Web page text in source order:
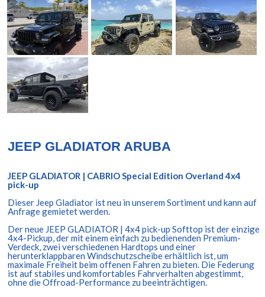
JEEP GLADIATOR ARUBA
JEEP GLADIATOR | CABRIO Special Edition Overland 4x4
pick-up
Dieser Jeep Gladiator ist neu in unserem Sortiment und kann auf
Anfrage gemietet werden.
Der neue JEEP GLADIATOR | 4x4 pick-up Softtop ist der einzige
4x4-Pickup, der mit einem einfach zu bedienenden Premium-
Verdeck, zwei verschiedenen Hardtops und einer
herunterklappbaren Windschutzscheibe erhältlich ist, um
maximale Freiheit beim offenen Fahren zu bieten. Die Federung
ist auf stabiles und komfortables Fahrverhalten abgestimmt,
ohne die Offroad-Performance zu beeinträchtigen.